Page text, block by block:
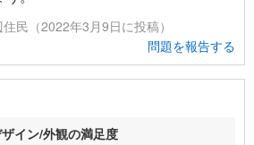
民（2022年3月9日に投稿）
問題を報告する
イン/外観の満足度